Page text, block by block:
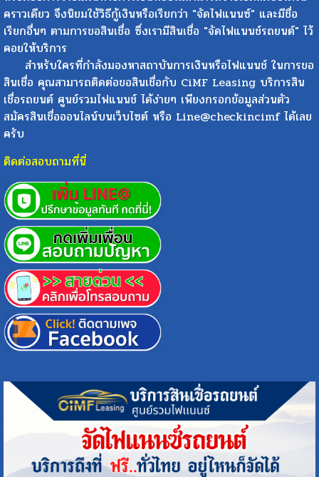
คราวเดียว จึงนิยมใช้วิธีกู้เงินหรือเรียกว่า "จัดไฟแนนซ์" และมีชื่อ
เรียกอื่นๆ ตามการขอสินเชื่อ ซึ่งเรามีสินเชื่อ "จัดไฟแนนช์รถยนต์" ไว้
คอยให้บริการ
สำหรับใครที่กำลังมองหาสถาบันการเงินหรือไฟแนนช์ ในการขอ
สินเชื่อ คุณสามารถติดต่อขอสินเชื่อกับ CiMF Leasing บริการสิน
เชื่อรถยนต์ ศูนย์รวมไฟแนนช์ ได้ง่ายๆ เพียงกรอกข้อมูลส่วนตัว
สมัครสินเชื่อออนไลน์บนเว็บไซต์ หรือ Line@checkincimf ได้เลย
ครับ
ติดต่อสอบถามที่นี่